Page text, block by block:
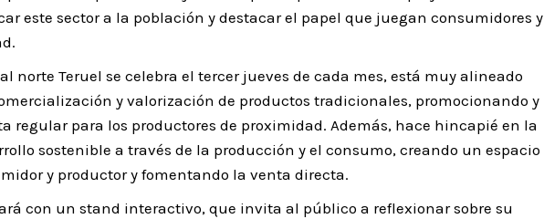
este sector a la población y destacar el papel que juegan consumidores y
norte Teruel se celebra el tercer jueves de cada mes, está muy alineado
y valorización de productos tradicionales, promocionando y
regular para los productores de proximidad. Además, hace hincapié en la
sostenible a través de la producción y el consumo, creando un espacio
y productor y fomentando la venta directa.
con un stand interactivo, que invita al público a reflexionar sobre su